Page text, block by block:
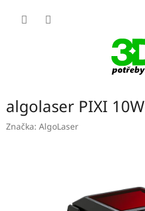
algolaser PIXI 10W
Značka: AlgoLaser